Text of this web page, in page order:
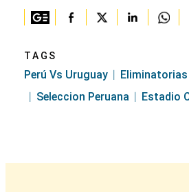
TAGS
Perú Vs Uruguay
Seleccion Peruana
Estadio